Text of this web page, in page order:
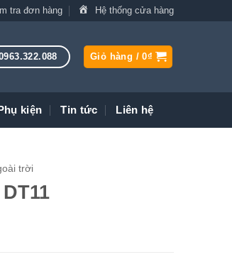
tra đơn hàng Hệ thống cửa hàng
Giỏ hàng /0₫
kiện Tin tức Liên hệ
trời